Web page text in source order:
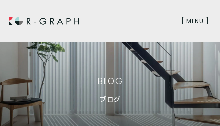
[ MENU ]
BLOG
ブログ